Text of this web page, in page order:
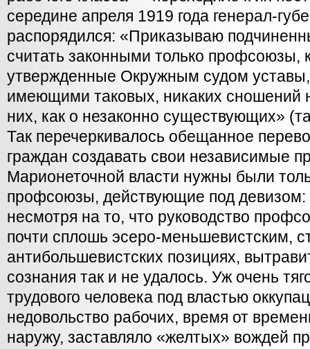
середине апреля 1919 года генерал-
распорядился: «Приказываю
считать законными только профсоюзы,
утвержденные Окружным судом
имеющими таковых, никаких сношений
них, как о незаконно существующих»
Так перечеркивалось обещанное
граждан создавать свои независимые
Марионеточной власти нужны были
профсоюзы, действующие под девизом:
несмотря на то, что руководство
почти сплошь эсеро-меньшевистским,
антибольшевистских позициях,
сознания так и не удалось. Уж очень
трудового человека под властью
недовольство рабочих, время от
наружу, заставляло «желтых» вождей